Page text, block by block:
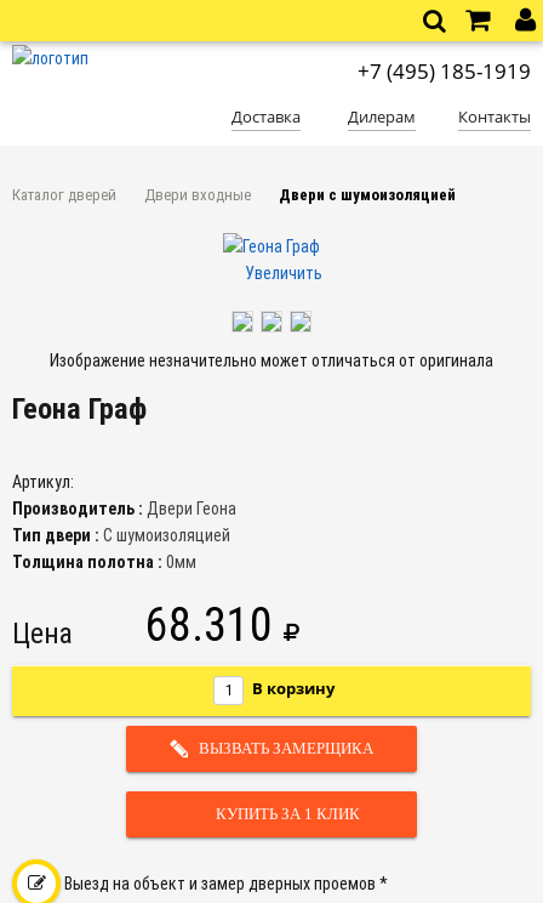
Доставка Дилерам Контакты
+7 (495) 185-1919
Каталог дверей Двери входные Двери с шумоизоляцией
Увеличить
Изображение незначительно может отличаться от оригинала
Геона Граф
Артикул:
Производитель : Двери Геона
Тип двери : С шумоизоляцией
Толщина полотна : 0мм
Цена 68.310
В корзину
ВЫЗВАТЬ ЗАМЕРЩИКА
КУПИТЬ ЗА 1 КЛИК
Выезд на объект и замер дверных проемов *